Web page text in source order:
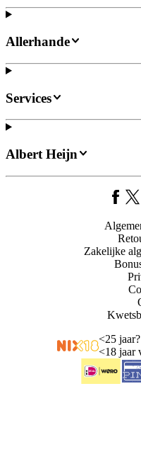
Allerhande
Services
Albert Heijn
Zakelijke
<25
<18 jaar